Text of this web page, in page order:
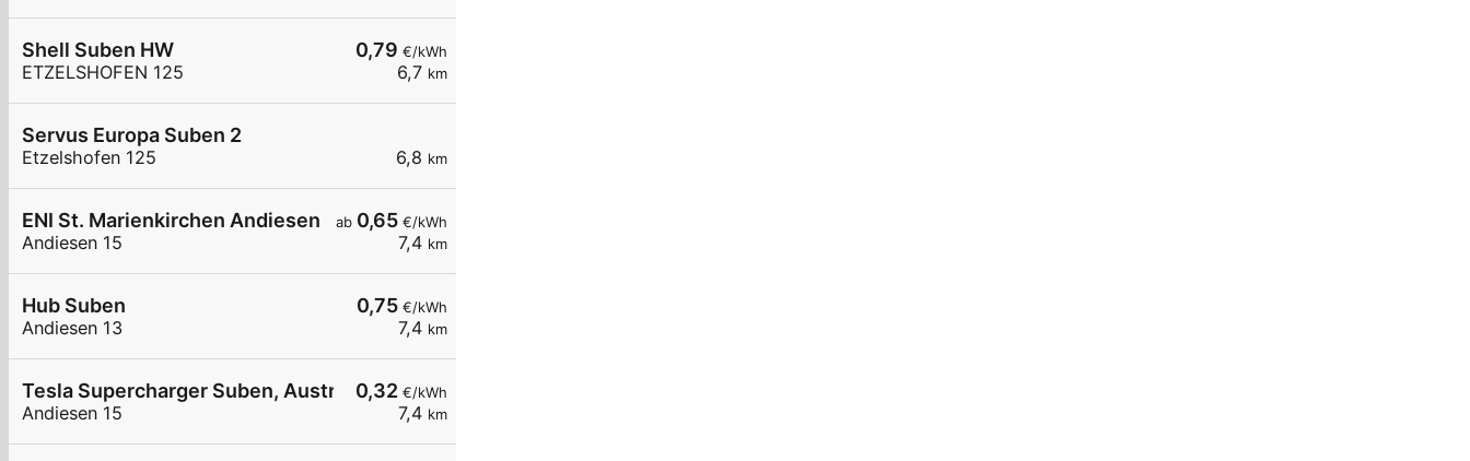
0,79 €/kWh
6,7 km
Shell Suben HW
ETZELSHOFEN 125
6,8 km
Servus Europa Suben 2
Etzelshofen 125
ab 0,65€/kWh
7,4 km
ENI St. Marienkirchen Andiesen
Andiesen 15
0,75€/kWh
7,4 km
Hub Suben
Andiesen 13
0,32€/kWh
7,4 km
Tesla Supercharger Suben, Austria
Andiesen 15